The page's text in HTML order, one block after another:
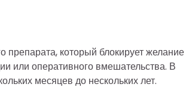
который блокирует желание
или оперативного вмешательства. В
месяцев до нескольких лет.